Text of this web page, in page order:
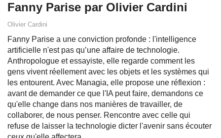
Fanny Parise par Olivier Cardini
Olivier Cardini
Fanny Parise a une conviction profonde : l'intelligence
artificielle n'est pas qu’une affaire de technologie.
Anthropologue et essayiste, elle regarde comment les
gens vivent réellement avec les objets et les systèmes qui
les entourent. Avec Managia, elle propose une réflexion :
avant de demander ce que l'IA peut faire, demandons ce
qu'elle change dans nos manières de travailler, de
collaborer, de nous penser. Rencontre avec celle qui
refuse de laisser la technologie dicter l'avenir sans écouter